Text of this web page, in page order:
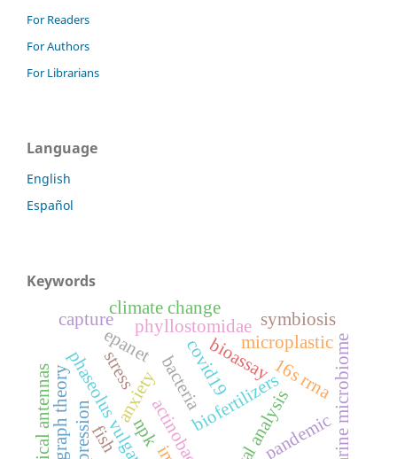
For Readers
For Authors
For Librarians
Language
English
Español
Keywords
bacteriabiofertilizers
bioassay
npk
phaseolus vulgaris
phyllostomidae
depression
anxiety
stress
pandemic
covid19 microplasticmarine microbiome
symbiosis
climate change
16s rrna
graph theory
epanet
fish
capture
optical antennas